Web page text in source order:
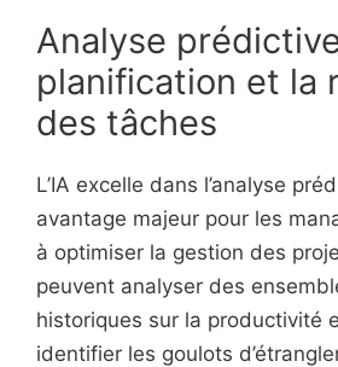
Analyse
planification et la
des tâches
L’IA excelle dans l’analyse
avantage majeur pour les
à optimiser la gestion des
peuvent analyser des
historiques sur la productivité
identifier les goulots